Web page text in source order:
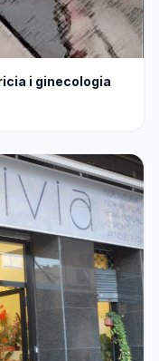
i ginecologia